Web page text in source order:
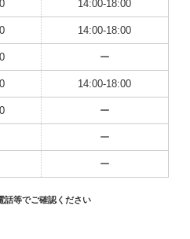
14:00-18:00
14:00-18:00
ー
14:00-18:00
ー
ー
ー
話等でご確認ください